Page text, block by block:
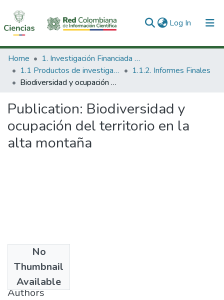
Log In (current)
Communities & Collections
All of DSpace
Home
1. Investigación Financiada con Recursos Públicos
1.1 Productos de investigación
1.1.2. Informes Finales
Biodiversidad y ocupación del territorio en la alta montaña
Publication: Biodiversidad y
ocupación del territorio en la
alta montaña
No
Thumbnail
Available
1997
Authors